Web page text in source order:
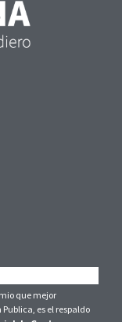
que mejor
es el respaldo